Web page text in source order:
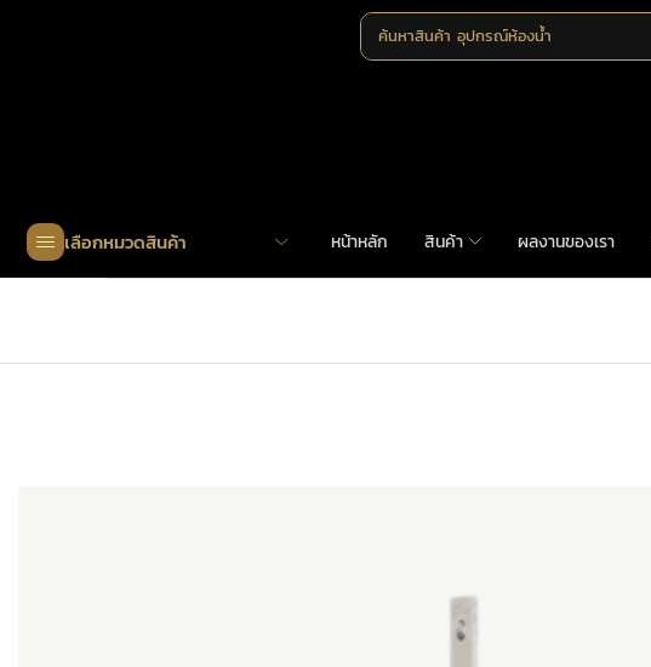
ค้นหาสินค้า อุปกรณ์ห้องน้ำ
เลือกหมวดสินค้า หน้าหลัก สินค้า ผลงานของเรา